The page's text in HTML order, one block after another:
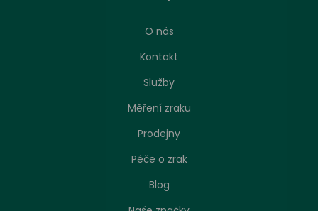
O nás
Kontakt
Služby
Měření zraku
Prodejny
Péče o zrak
Blog
Nastavení zpracování cookies